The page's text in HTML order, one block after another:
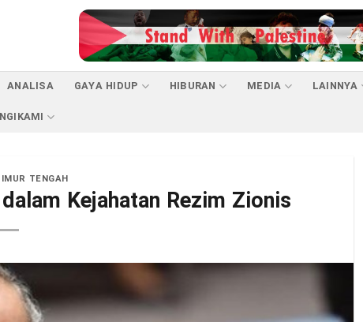
ANALISA GAYA HIDUP HIBURAN MEDIA
LAINNYA
TENGAH
Kejahatan Rezim Zionis